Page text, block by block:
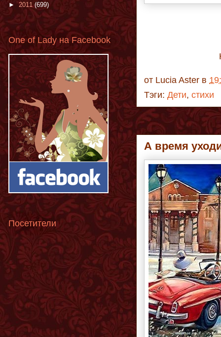
от Lucia Aster в
Тэги: Дети, стихи
А время
►2011 (699)
One of Lady на Facebook
Посетители